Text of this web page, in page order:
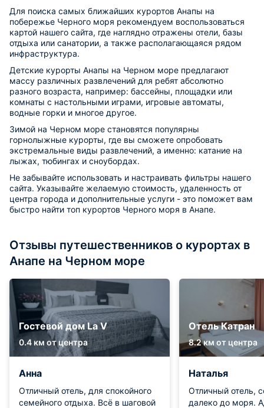
Для поиска самых ближайших курортов Анапы на
побережье Черного моря рекомендуем воспользоваться
картой нашего сайта, где наглядно отражены отели, базы
отдыха или санатории, а также располагающаяся рядом
инфраструктура.
Детские курорты Анапы на Черном море предлагают
массу различных развлечений для ребят абсолютно
разного возраста, например: бассейны, площадки или
комнаты с настольными играми, игровые автоматы,
водные горки и многое другое.
Зимой на Черном море становятся популярны
горнолыжные курорты, где вы сможете опробовать
экстремальные виды развлечений, а именно: катание на
лыжах, тюбингах и сноубордах.
Не забывайте использовать и настраивать фильтры нашего
сайта. Указывайте желаемую стоимость, удаленность от
центра города и дополнительные услуги - это поможет вам
быстро найти топ курортов Черного моря в Анапе.
Отзывы путешественников о курортах в
Анапе на Черном море
Гостевой дом La V
0.4 км от центра
Анна
Отличный отель, для спокойного
семейного отдыха. Всё в шаговой
Отель Катран
8.2 км от центра
Наталья
Отличный отель,
далеко до моря.